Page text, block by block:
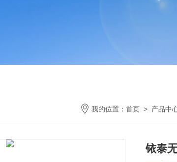
我的位置： 首页 > 产品中
铱泰